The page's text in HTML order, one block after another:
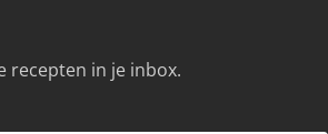
recepten in je inbox.